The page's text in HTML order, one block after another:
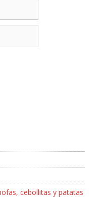
cebollitas y patatas